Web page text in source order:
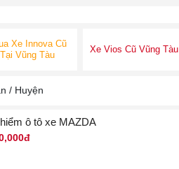
Xe Innova Cũ
Tại Vũng Tàu
Xe Vios Cũ Vũng Tàu
/ Huyện
ô tô xe MAZDA